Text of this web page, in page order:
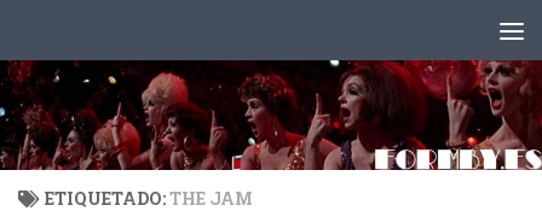
ETIQUETADO:THE JAM